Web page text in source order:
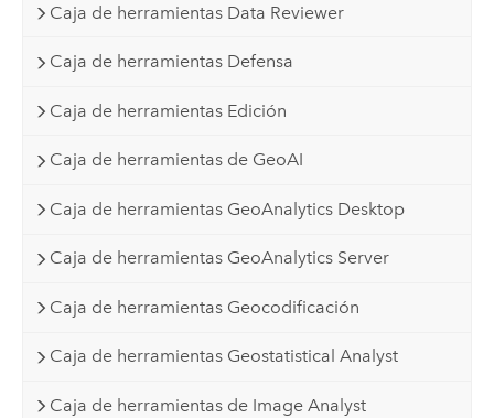
Caja de herramientas Data Reviewer
Caja de herramientas Defensa
Caja de herramientas Edición
Caja de herramientas de GeoAI
Caja de herramientas GeoAnalytics Desktop
Caja de herramientas GeoAnalytics Server
Caja de herramientas Geocodificación
Caja de herramientas Geostatistical Analyst
Caja de herramientas de Image Analyst